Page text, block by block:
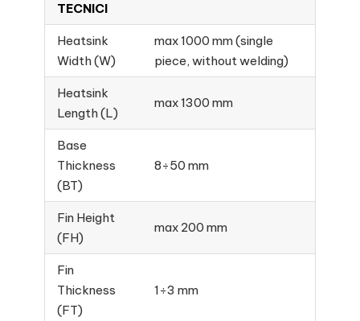
TECNICI
Heatsink
Width (W)
max 1000 mm (single
piece, without welding)
Heatsink
Length (L)
max 1300 mm
Base
Thickness
(BT)
8÷50 mm
Fin Height
(FH)
max 200 mm
Fin
Thickness
(FT)
1÷3 mm